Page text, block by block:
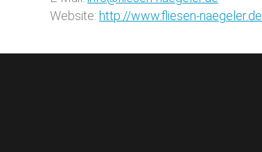
Website: http://www.fliesen-naegeler.de